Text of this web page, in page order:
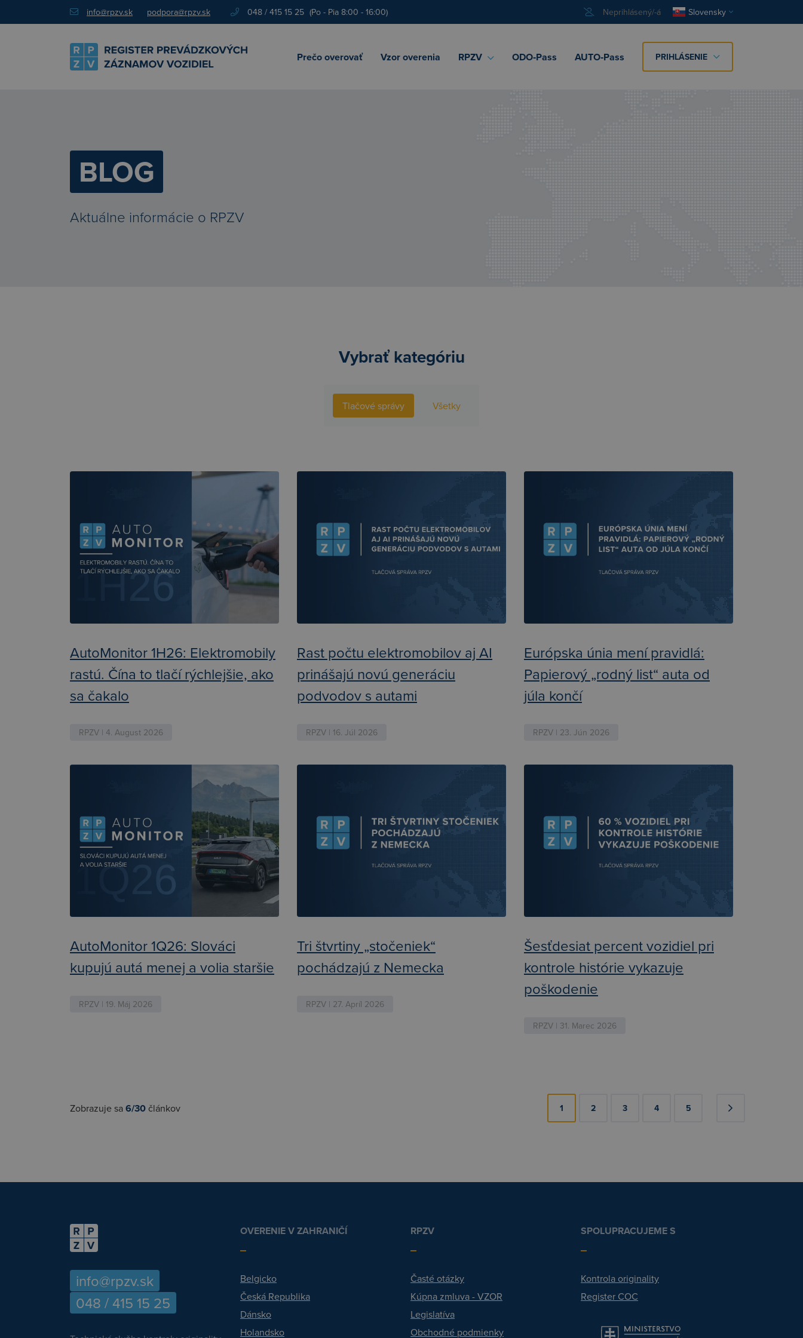
info@rpzv.sk podpora@rpzv.sk 048 / 415 15 25 (Po - Pia 8:00 - 16:00) Neprihlásený/-á Slovensky
Prečo overovať Vzor overenia RPZV ODO‑Pass AUTO‑Pass PRIHLÁSENIE
BLOG
Aktuálne informácie o RPZV
Vybrať kategóriu
Tlačové správy Všetky
AutoMonitor 1H26: Elektromobily
rastú. Čína to tlačí rýchlejšie, ako
sa čakalo
RPZV | 4. August 2026
Rast počtu elektromobilov aj AI
prinášajú novú generáciu
podvodov s autami
RPZV | 16. Júl 2026
Európska únia mení pravidlá:
Papierový „rodný list“ auta od
júla končí
RPZV | 23. Jún 2026
AutoMonitor 1Q26: Slováci
kupujú autá menej a volia staršie
RPZV | 19. Máj 2026
Tri štvrtiny „stočeniek“
pochádzajú z Nemecka
RPZV | 27. Apríl 2026
Šesťdesiat percent vozidiel pri
kontrole histórie vykazuje
poškodenie
RPZV | 31. Marec 2026
Zobrazuje sa6/30 článkov 1 2 3 4 5
info@rpzv.sk
048 / 415 15 25
OVERENIE V ZAHRANIČÍ
Belgicko
Česká Republika
Dánsko
Holandsko
RPZV
Časté otázky
Kúpna zmluva - VZOR
Legislatíva
Obchodné podmienky
SPOLUPRACUJEME S
Kontrola originality
Register COC